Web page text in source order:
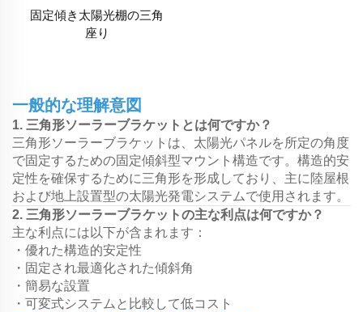
固定傾き太陽光棚の三角
座り
一般的な理解意図
1. 三角形ソーラーブラケットとは何ですか？
三角形ソーラーブラケットは、太陽光パネルを所定の角度
で固定するための固定傾斜型マウント構造です。構造的安
定性を確保するために三角形を形成しており、主に陸屋根
および地上設置型の太陽光発電システムで使用されます。
2. 三角形ソーラーブラケットの主な利点は何ですか？
主な利点には以下が含まれます：
・優れた構造的安定性
・固定され最適化された傾斜角
・簡易な設置
・可変式システムと比較して低コスト